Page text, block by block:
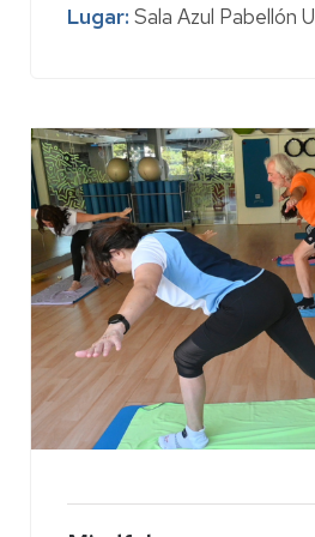
calentamiento, combina
Precio:73 €
Lugar: Sala Azul Pabellón